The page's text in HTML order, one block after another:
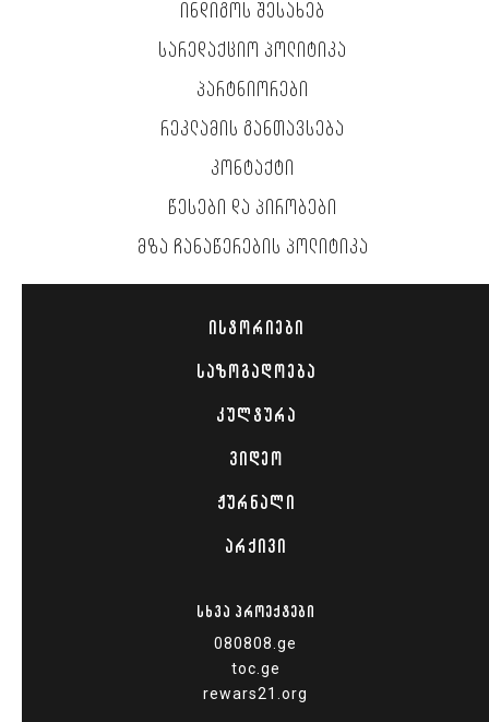
ᲘᲜᲓᲘᲒᲝᲡ ᲨᲔᲡᲐᲮᲔᲑ
ᲡᲐᲠᲔᲓᲐᲥᲪᲘᲝ ᲞᲝᲚᲘᲢᲘᲙᲐ
ᲞᲐᲠᲢᲜᲘᲝᲠᲔᲑᲘ
ᲠᲔᲙᲚᲐᲛᲘᲡ ᲒᲐᲜᲗᲐᲕᲡᲔᲑᲐ
ᲙᲝᲜᲢᲐᲥᲢᲘ
ᲬᲔᲡᲔᲑᲘ ᲓᲐ ᲞᲘᲠᲝᲑᲔᲑᲘ
ᲛᲖᲐ ᲩᲐᲜᲐᲬᲔᲠᲔᲑᲘᲡ ᲞᲝᲚᲘᲢᲘᲙᲐ
ᲘᲡᲢᲝᲠᲘᲔᲑᲘ
ᲡᲐᲖᲝᲒᲐᲓᲝᲔᲑᲐ
ᲙᲣᲚᲢᲣᲠᲐ
ᲕᲘᲓᲔᲝ
ᲟᲣᲠᲜᲐᲚᲘ
ᲐᲠᲥᲘᲕᲘ
ᲡᲮᲕᲐ ᲞᲠᲝᲔᲥᲢᲔᲑᲘ
080808.ge
toc.ge
rewars21.org